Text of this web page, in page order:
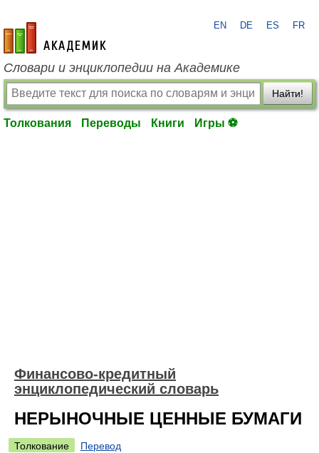
academic.ru
EN DE ES FR
Словари и энциклопедии на Академике
Найти!
Толкования Переводы Книги Игры ⚽
Финансово-кредитный
энциклопедический словарь
НЕРЫНОЧНЫЕ ЦЕННЫЕ БУМАГИ
Толкование
Перевод